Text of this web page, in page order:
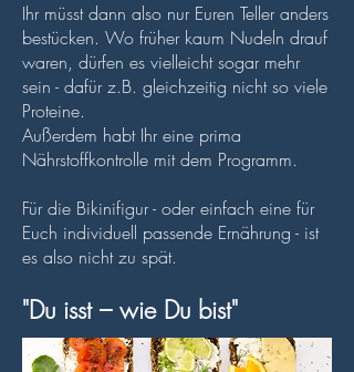
Ihr müsst dann also nur Euren Teller anders
bestücken. Wo früher kaum Nudeln drauf
waren, dürfen es vielleicht sogar mehr
sein - dafür z.B. gleichzeitig nicht so viele
Proteine.
Außerdem habt Ihr eine prima
Nährstoffkontrolle mit dem Programm.
Für die Bikinifigur - oder einfach eine für
Euch individuell passende Ernährung - ist
es also nicht zu spät.
"Du isst – wie Du bist"